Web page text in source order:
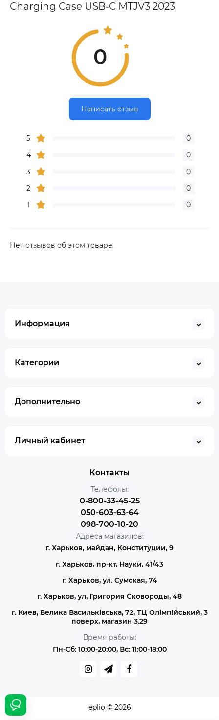
Charging Case USB‑C MTJV3 2023
0
Написать отзыв
5
0
4
0
3
0
2
0
1
0
Нет отзывов об этом товаре.
Информация
Категории
Дополнительно
Личный кабинет
Контакты
Телефоны:
0-800-33-45-25
050-603-63-64
098-700-10-20
Адреса магазинов:
г. Харьков, майдан, Конституции, 9
г. Харьков, пр-кт, Науки, 41/43
г. Харьков, ул. Сумская, 74
г. Харьков, ул, Григория Сковороды, 48
г. Киев, Велика Васильківська, 72, ТЦ Олімпійський, 3
поверх, магазин 3.29
Время работы:
Пн-Сб: 10:00-20:00, Вс: 11:00-18:00
eplio © 2026